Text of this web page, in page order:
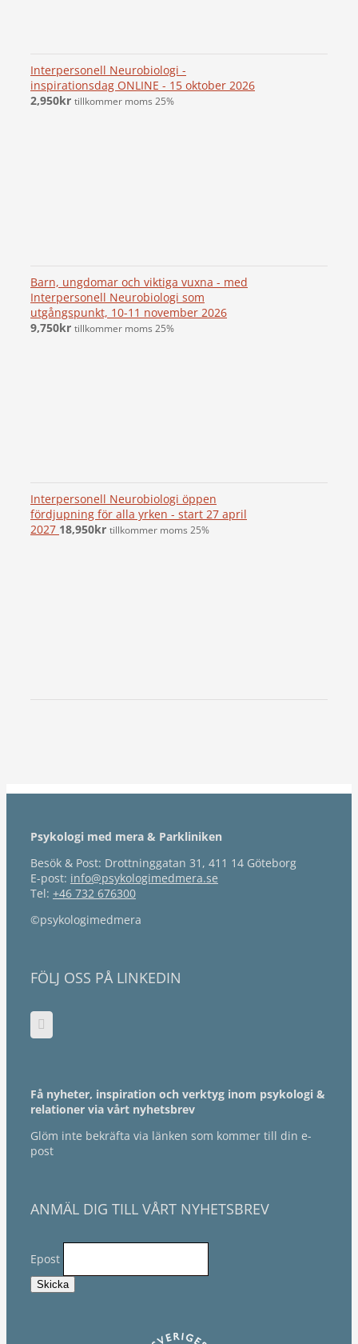
Interpersonell Neurobiologi -
inspirationsdag ONLINE - 15 oktober 2026
2,950kr tillkommer moms 25%
Barn, ungdomar och viktiga vuxna - med
Interpersonell Neurobiologi som
utgångspunkt, 10-11 november 2026
9,750kr tillkommer moms 25%
Interpersonell Neurobiologi öppen
fördjupning för alla yrken - start 27 april
2027 18,950kr tillkommer moms 25%
Psykologi med mera & Parkliniken
Besök & Post: Drottninggatan 31, 411 14 Göteborg
E-post: info@psykologimedmera.se
Tel: +46 732 676300
©psykologimedmera
FÖLJ OSS PÅ LINKEDIN
Få nyheter, inspiration och verktyg inom psykologi &
relationer via vårt nyhetsbrev
Glöm inte bekräfta via länken som kommer till din e-
post
ANMÄL DIG TILL VÅRT NYHETSBREV
Epost